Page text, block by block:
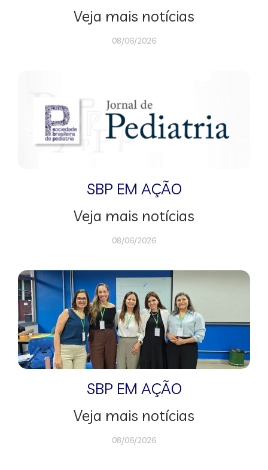
Veja mais notícias
08/06/2026
SBP EM AÇÃO
Veja mais notícias
08/06/2026
SBP EM AÇÃO
Veja mais notícias
08/06/2026